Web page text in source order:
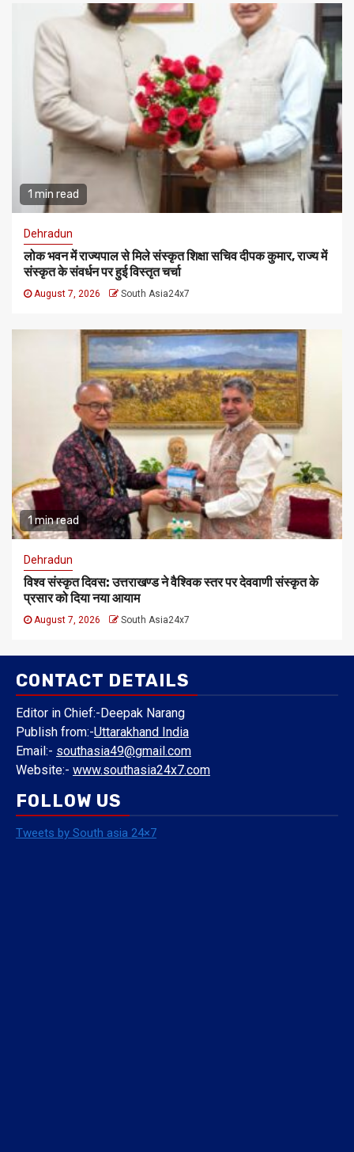
1 min read
Dehradun
लोक भवन में राज्यपाल से मिले संस्कृत शिक्षा सचिव दीपक कुमार, राज्य में
संस्कृत के संवर्धन पर हुई विस्तृत चर्चा
August 7, 2026 South Asia24x7
1 min read
Dehradun
विश्व संस्कृत दिवस: उत्तराखण्ड ने वैश्विक स्तर पर देववाणी संस्कृत के
प्रसार को दिया नया आयाम
August 7, 2026 South Asia24x7
CONTACT DETAILS
Editor in Chief:-Deepak Narang
Publish from:-Uttarakhand India
Email:- southasia49@gmail.com
Website:- www.southasia24x7.com
FOLLOW US
Tweets by South asia 24×7